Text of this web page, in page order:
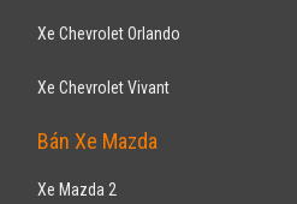
Xe Chevrolet Orlando
Xe Chevrolet Vivant
Bán Xe Mazda
Xe Mazda 2